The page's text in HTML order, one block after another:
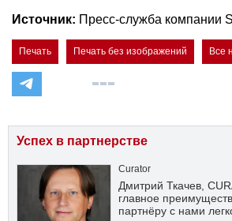
Источник: Пресс-служба компании
Печать Печать без изображений Все
Успех в партнерстве
Curator
Дмитрий Ткачев,
главное
партнёру с нами